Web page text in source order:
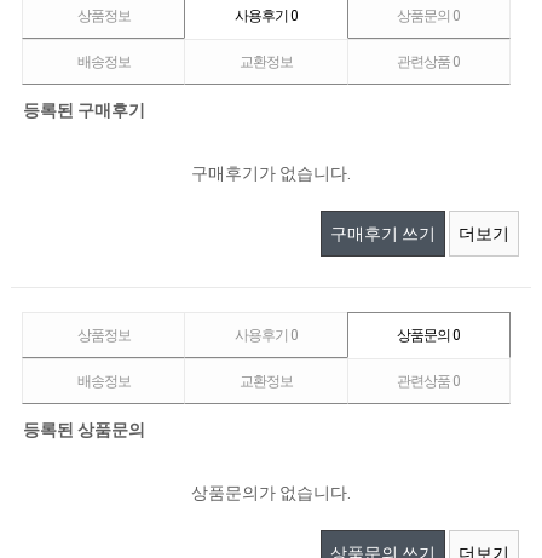
상품정보 사용후기0 상품문의 0
배송정보 교환정보 관련상품 0
등록된 구매후기
구매후기가 없습니다.
구매후기 쓰기 더보기
상품정보 사용후기 0 상품문의0
배송정보 교환정보 관련상품 0
등록된 상품문의
상품문의가 없습니다.
상품문의 쓰기 더보기